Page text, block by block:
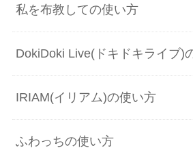
私を布教しての使い方
DokiDoki Live(ドキドキライブ)
IRIAM(イリアム)の使い方
ふわっちの使い方